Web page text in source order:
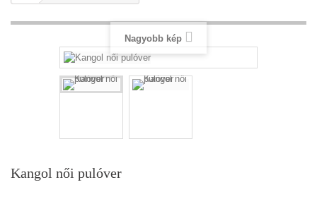
Nagyobb kép
Kangol női pulóver